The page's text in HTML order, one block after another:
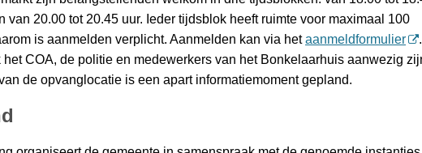
van 20.00 tot 20.45 uur. Ieder tijdsblok heeft ruimte voor maximaal 100
is aanmelden verplicht. Aanmelden kan via hetaanmeldformulier
COA, de politie en medewerkers van het Bonkelaarhuis aanwezig
de opvanglocatie is een apart informatiemoment gepland.